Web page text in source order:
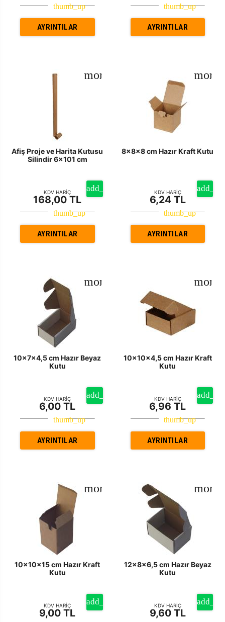
AYRINTILAR AYRINTILAR
Afiş Proje ve Harita Kutusu
Silindir 6x101 cm
KDV HARİÇ
168,00 TL
AYRINTILAR
8x8x8 cm Hazır Kraft Kutu
KDV HARİÇ
6,24 TL
AYRINTILAR
10x7x4,5 cm Hazır Beyaz
Kutu
KDV HARİÇ
6,00 TL
AYRINTILAR
10x10x4,5 cm Hazır Kraft
Kutu
KDV HARİÇ
6,96 TL
AYRINTILAR
10x10x15 cm Hazır Kraft
Kutu
KDV HARİÇ
9,00 TL
12x8x6,5 cm Hazır Beyaz
Kutu
KDV HARİÇ
9,60 TL